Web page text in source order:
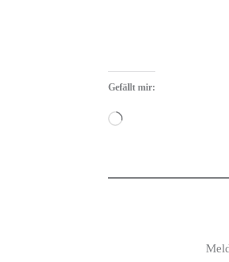
Gefällt mir:
Wird